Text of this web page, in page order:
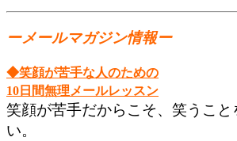
ーメールマガジン情報ー
◆笑顔が苦手な人のための
10日間無理メールレッスン
笑顔が苦手だからこそ、笑うこと
い。